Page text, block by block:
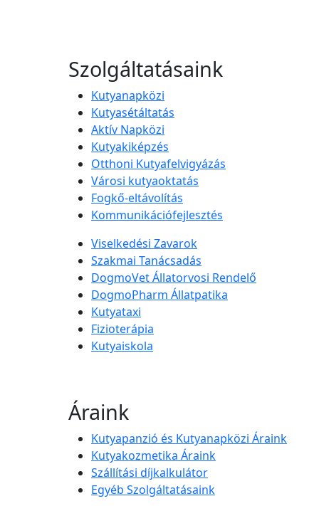
Szolgáltatásaink
Kutyanapközi
Kutyasétáltatás
Aktív Napközi
Kutyakiképzés
Otthoni Kutyafelvigyázás
Városi kutyaoktatás
Fogkő-eltávolítás
Kommunikációfejlesztés
Viselkedési Zavarok
Szakmai Tanácsadás
DogmoVet Állatorvosi Rendelő
DogmoPharm Állatpatika
Kutyataxi
Fizioterápia
Kutyaiskola
Áraink
Kutyapanzió és Kutyanapközi Áraink
Kutyakozmetika Áraink
Szállítási díjkalkulátor
Egyéb Szolgáltatásaink